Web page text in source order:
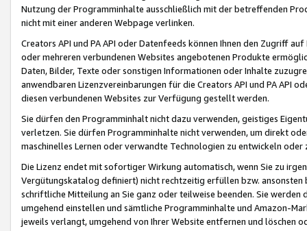
Nutzung der Programminhalte ausschließlich mit der betreffenden
nicht mit einer anderen Webpage verlinken.
Creators API und PA API oder Datenfeeds können Ihnen den Zugriff
oder mehreren verbundenen Websites angebotenen Produkte
Daten, Bilder, Texte oder sonstigen Informationen oder Inhalte
anwendbaren Lizenzvereinbarungen für die Creators API und PA API
diesen verbundenen Websites zur Verfügung gestellt werden.
Sie dürfen den Programminhalt nicht dazu verwenden, geistiges
verletzen. Sie dürfen Programminhalte nicht verwenden, um direkt
maschinelles Lernen oder verwandte Technologien zu entwickeln
Die Lizenz endet mit sofortiger Wirkung automatisch, wenn Sie zu
Vergütungskatalog definiert) nicht rechtzeitig erfüllen bzw. ansonsten
schriftliche Mitteilung an Sie ganz oder teilweise beenden. Sie werden
umgehend einstellen und sämtliche Programminhalte und Amazon-
jeweils verlangt, umgehend von Ihrer Website entfernen und löschen